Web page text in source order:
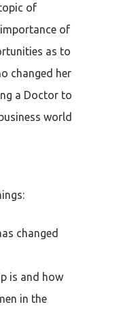
of
of
as to
changed her
a Doctor to
world
changed
is and how
in the